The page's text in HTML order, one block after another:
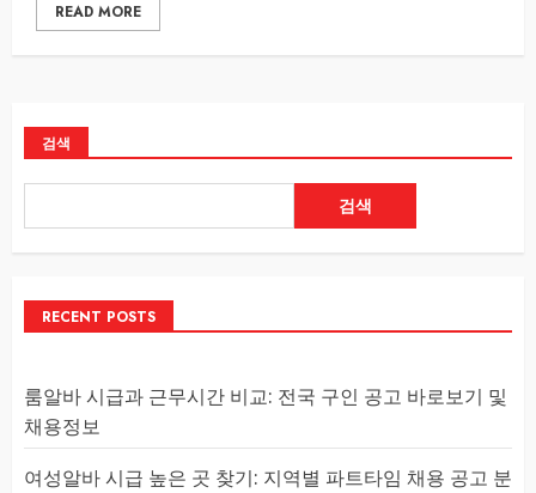
READ MORE
검색
검색
RECENT POSTS
룸알바 시급과 근무시간 비교: 전국 구인 공고 바로보기 및
채용정보
여성알바 시급 높은 곳 찾기: 지역별 파트타임 채용 공고 분